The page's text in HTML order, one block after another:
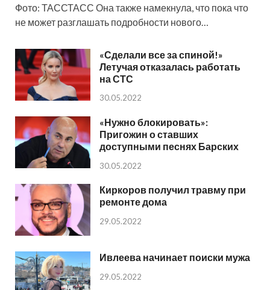
Фото: ТАССТАСС Она также намекнула, что пока что
не может разглашать подробности нового…
«Сделали все за спиной!»
Летучая отказалась работать
на СТС
30.05.2022
«Нужно блокировать»:
Пригожин о ставших
доступными песнях Барских
30.05.2022
Киркоров получил травму при
ремонте дома
29.05.2022
Ивлеева начинает поиски мужа
29.05.2022